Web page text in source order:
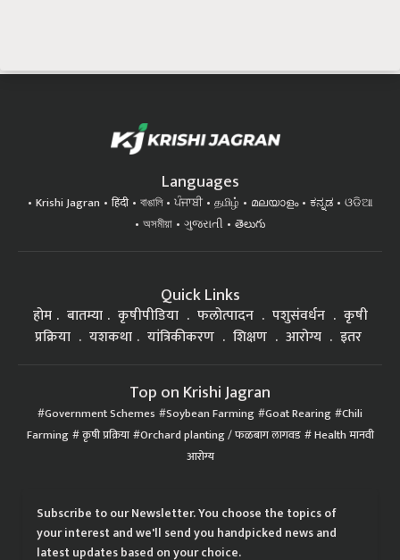
Languages
Krishi Jagran हिंदी বাঙালি ਪੰਜਾਬੀ தமிழ் മലയാളം ಕನ್ನಡ
ଓଡିଆ
অসমীয়া
ગુજરાતી తెలుగు
Quick Links
होम बातम्या कृषीपीडिया फलोत्पादन पशुसंवर्धन
कृषी
प्रक्रिया
यशकथा यांत्रिकीकरण शिक्षण आरोग्य इतर
Top on Krishi Jagran
Government Schemes Soybean Farming Goat Rearing Chili
Farming कृषी प्रक्रिया Orchard planting / फळबाग लागवड Health मानवी
आरोग्य
Subscribe to our Newsletter. You choose the topics of
your interest and we'll send you handpicked news and
latest updates based on your choice.